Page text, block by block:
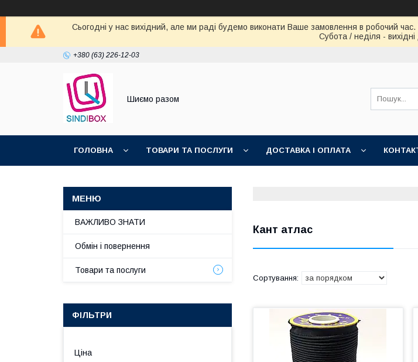
Сьогодні у нас вихідний, але ми раді будемо виконати Ваше замовлення в робочий
Субота / неділя -
+380 (63) 226-12-03
Шиємо разом
ГОЛОВНА ТОВАРИ ТА ПОСЛУГИ ДОСТАВКА І ОПЛАТА
Кант атлас
ВАЖЛИВО ЗНАТИ
Обмін і повернення
Товари та послуги
ФІЛЬТРИ
Ціна